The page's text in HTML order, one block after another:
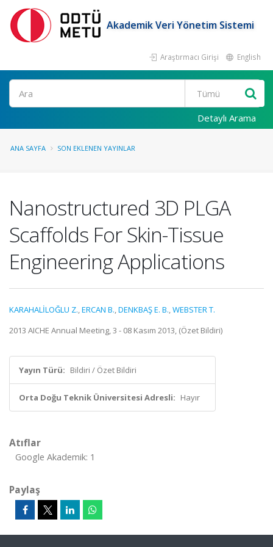
Akademik Veri Yönetim Sistemi
Araştırmacı Girişi English
Ara
Detaylı Arama
ANA SAYFA SON EKLENEN YAYINLAR
Nanostructured 3D PLGA
Scaffolds For Skin-Tissue
Engineering Applications
KARAHALİLOĞLU Z.,ERCAN B.,DENKBAŞ E. B.,WEBSTER T.
2013 AICHE Annual Meeting, 3 - 08 Kasım 2013, (Özet Bildiri)
Yayın Türü: Bildiri / Özet Bildiri
Orta Doğu Teknik Üniversitesi Adresli: Hayır
Atıflar
Google Akademik: 1
Paylaş